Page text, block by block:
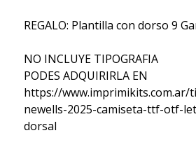
REGALO: Plantilla con dorso 9
NO INCLUYE TIPOGRAFIA
PODES ADQUIRIRLA EN
https://
newells-2025-camiseta-ttf-otf-
dorsal